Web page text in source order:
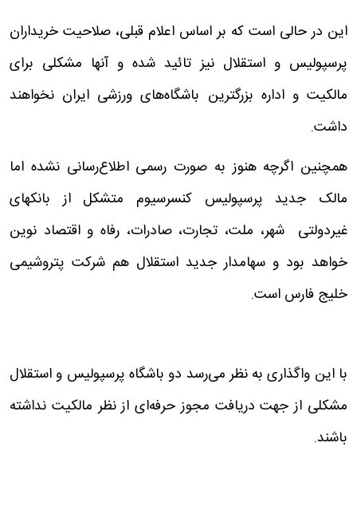
این در حالی است که بر اساس اعلام قبلی، صلاحیت خریداران
پرسپولیس و استقلال نیز تائید شده و آنها مشکلی برای
مالکیت و اداره بزرگترین باشگاه‌های ورزشی ایران نخواهند
داشت.
همچنین اگرچه هنوز به صورت رسمی اطلاع‌رسانی نشده اما
مالک جدید پرسپولیس کنسرسیوم متشکل از بانکهای
غیردولتی شهر، ملت، تجارت، صادرات، رفاه و اقتصاد نوین
خواهد بود و سهامدار جدید استقلال هم شرکت پتروشیمی
خلیج فارس است.
با این واگذاری به نظر می‌رسد دو باشگاه پرسپولیس و استقلال
مشکلی از جهت دریافت مجوز حرفه‌ای از نظر مالکیت نداشته
باشند.